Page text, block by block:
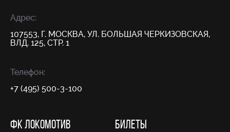
Адрес:
107553, Г. МОСКВА, УЛ. БОЛЬШАЯ ЧЕРКИЗОВСКАЯ,
ВЛД. 125, СТР. 1
Телефон:
+7 (495) 500-3-100
ФК ЛОКОМОТИВ БИЛЕТЫ